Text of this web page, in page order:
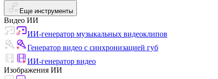
Еще инструменты
Видео ИИ
ИИ-генератор музыкальных видеоклипов
Генератор видео с синхронизацией губ
ИИ-генератор видео
Изображения ИИ